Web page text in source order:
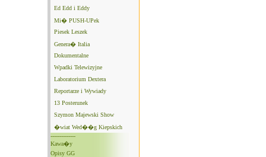
Ed Edd i Eddy
Mi� PUSH-UPek
Piesek Leszek
Genera� Italia
Dokumentalne
Wpadki Telewizyjne
Laboratorium Dextera
Reportarze i Wywiady
13 Posterunek
Szymon Majewski Show
�wiat Wed��g Kiepskich
--------------
Kawa�y
Opisy GG